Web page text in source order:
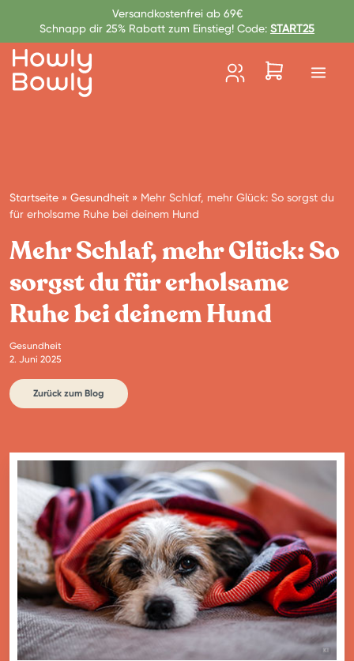
Zum Inhalt springenVersandkostenfrei ab 69€
Schnapp dir 25% Rabatt zum Einstieg! Code: START25
Startseite » Gesundheit » Mehr Schlaf, mehr Glück: So sorgst du
für erholsame Ruhe bei deinem Hund
Mehr Schlaf, mehr Glück: So
sorgst du für erholsame
Ruhe bei deinem Hund
Gesundheit
2. Juni 2025
Zurück zum Blog
KI BILD